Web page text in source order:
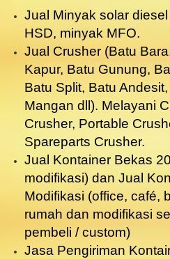
Jual Minyak solar
HSD, minyak MFO.
Jual Crusher (Batu
Kapur, Batu Gunung,
Batu Split, Batu
Mangan dll). Melayani
Crusher, Portable
Spareparts Crusher.
Jual Kontainer Bekas
modifikasi) dan Jual
Modifikasi (office, café,
rumah dan modifikasi
pembeli / custom)
Jasa Pengiriman